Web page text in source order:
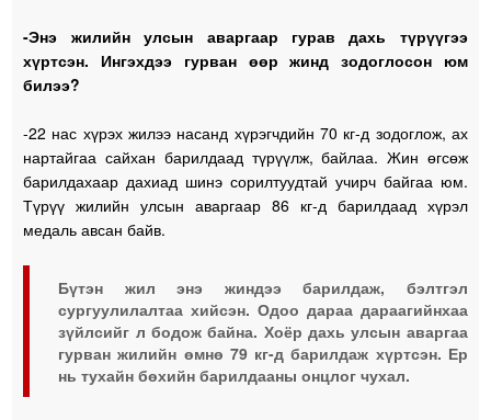
-Энэ жилийн улсын аваргаар гурав дахь түрүүгээ
хүртсэн. Ингэхдээ гурван өөр жинд зодоглосон юм
билээ?
-22 нас хүрэх жилээ насанд хүрэгчдийн 70 кг-д зодоглож, ах
нартайгаа сайхан барилдаад түрүүлж, байлаа. Жин өгсөж
барилдахаар дахиад шинэ сорилтуудтай учирч байгаа юм.
Түрүү жилийн улсын аваргаар 86 кг-д барилдаад хүрэл
медаль авсан байв.
Бүтэн жил энэ жиндээ барилдаж, бэлтгэл
сургуулилалтаа хийсэн. Одоо дараа дараагийнхаа
зүйлсийг л бодож байна. Хоёр дахь улсын аваргаа
гурван жилийн өмнө 79 кг-д барилдаж хүртсэн. Ер
нь тухайн бөхийн барилдааны онцлог чухал.